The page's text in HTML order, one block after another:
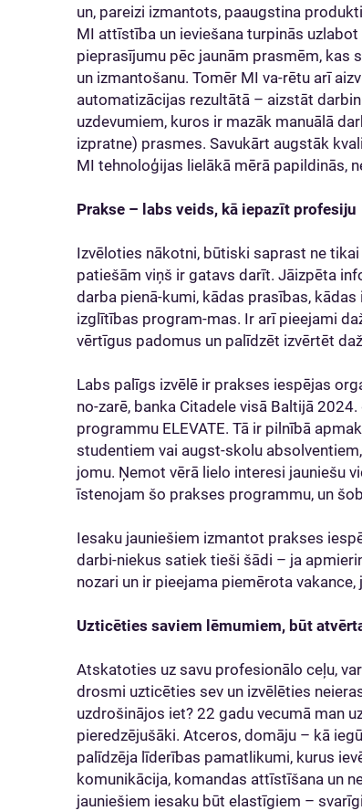
un, pareizi izmantots, paaugstina
MI attīstība un ieviešana turpinās
pieprasījumu pēc jaunām prasmēm, kas
un izmantošanu. Tomēr MI va-rētu arī
automatizācijas rezultātā – aizstāt
uzdevumiem, kuros ir mazāk manuālā
izpratne) prasmes. Savukārt augstāk
MI tehnoloģijas lielākā mērā papildinās,
Prakse – labs veids, kā iepazīt profesiju
Izvēloties nākotni, būtiski saprast ne
patiešām viņš ir gatavs darīt. Jāizpēta
darba pienā-kumi, kādas prasības,
izglītības program-mas. Ir arī pieejami
vērtīgus padomus un palīdzēt izvērtēt
Labs palīgs izvēlē ir prakses iespējas
no-zarē, banka Citadele visā Baltijā
programmu ELEVATE. Tā ir pilnībā
studentiem vai augst-skolu
jomu. Ņemot vērā lielo interesi jauniešu
īstenojam šo prakses programmu, un
Iesaku jauniešiem izmantot prakses
darbi-niekus satiek tieši šādi – ja
nozari un ir pieejama piemērota
Uzticēties saviem lēmumiem, būt
Atskatoties uz savu profesionālo ceļu,
drosmi uzticēties sev un izvēlēties
uzdrošinājos iet? 22 gadu vecumā man
pieredzējušāki. Atceros, domāju – kā
palīdzēja līderības pamatlikumi, kurus
komunikācija, komandas attīstīšana un
jauniešiem iesaku būt elastīgiem –